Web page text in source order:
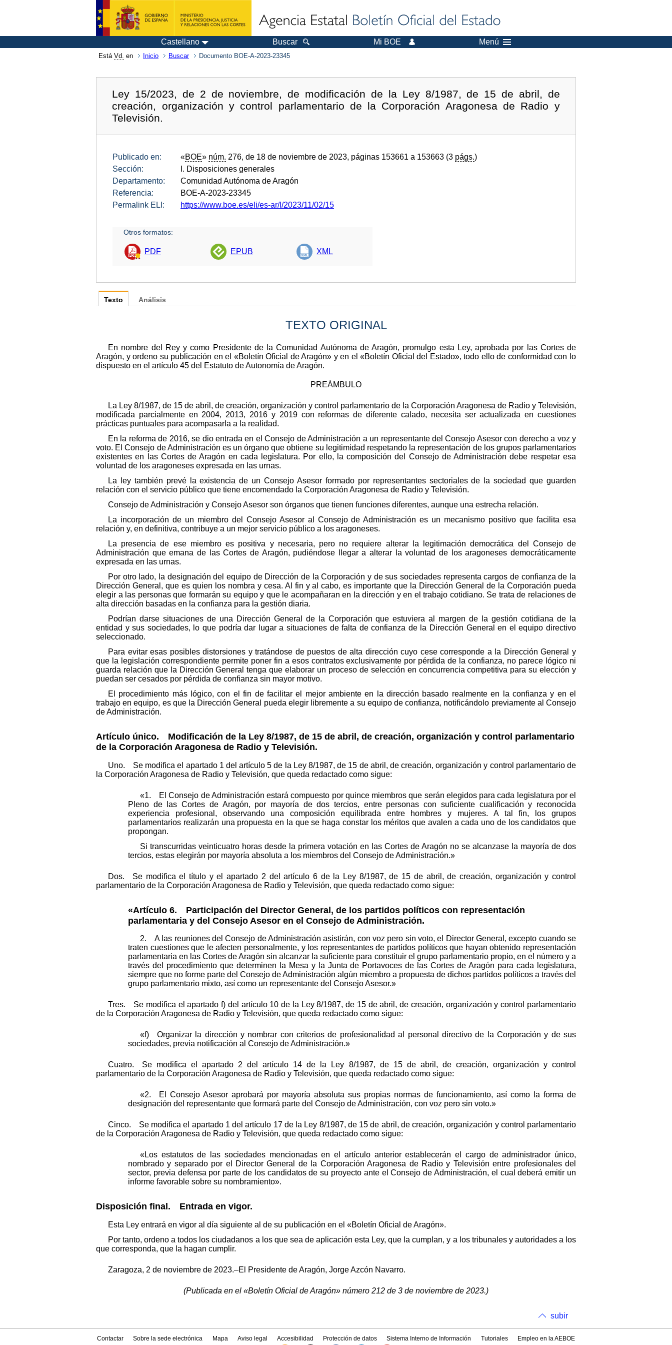
Castellano Buscar Mi BOE Menú
Está Vd. en Inicio Buscar Documento BOE-A-2023-23345
Ley 15/2023, de 2 de noviembre, de modificación de la Ley 8/1987, de 15 de abril, de
creación, organización y control parlamentario de la Corporación Aragonesa de Radio y
Televisión.
Publicado en: «BOE» núm. 276, de 18 de noviembre de 2023, páginas 153661 a 153663 (3 págs.)
Sección:
I. Disposiciones generales
Departamento:
Comunidad Autónoma de Aragón
Referencia:
BOE-A-2023-23345
Permalink ELI:
https://www.boe.es/eli/es-ar/l/2023/11/02/15
Otros formatos:
PDF EPUB XML
Texto
TEXTO ORIGINAL
En nombre del Rey y como Presidente de la Comunidad Autónoma de Aragón, promulgo esta Ley, aprobada por las Cortes de
Aragón, y ordeno su publicación en el «Boletín Oficial de Aragón» y en el «Boletín Oficial del Estado», todo ello de conformidad con lo
dispuesto en el artículo 45 del Estatuto de Autonomía de Aragón.
PREÁMBULO
La Ley 8/1987, de 15 de abril, de creación, organización y control parlamentario de la Corporación Aragonesa de Radio y Televisión,
modificada parcialmente en 2004, 2013, 2016 y 2019 con reformas de diferente calado, necesita ser actualizada en cuestiones
prácticas puntuales para acompasarla a la realidad.
En la reforma de 2016, se dio entrada en el Consejo de Administración a un representante del Consejo Asesor con derecho a voz y
voto. El Consejo de Administración es un órgano que obtiene su legitimidad respetando la representación de los grupos parlamentarios
existentes en las Cortes de Aragón en cada legislatura. Por ello, la composición del Consejo de Administración debe respetar esa
voluntad de los aragoneses expresada en las urnas.
La ley también prevé la existencia de un Consejo Asesor formado por representantes sectoriales de la sociedad que guarden
relación con el servicio público que tiene encomendado la Corporación Aragonesa de Radio y Televisión.
Consejo de Administración y Consejo Asesor son órganos que tienen funciones diferentes, aunque una estrecha relación.
La incorporación de un miembro del Consejo Asesor al Consejo de Administración es un mecanismo positivo que facilita esa
relación y, en definitiva, contribuye a un mejor servicio público a los aragoneses.
La presencia de ese miembro es positiva y necesaria, pero no requiere alterar la legitimación democrática del Consejo de
Administración que emana de las Cortes de Aragón, pudiéndose llegar a alterar la voluntad de los aragoneses democráticamente
expresada en las urnas.
Por otro lado, la designación del equipo de Dirección de la Corporación y de sus sociedades representa cargos de confianza de la
Dirección General, que es quien los nombra y cesa. Al fin y al cabo, es importante que la Dirección General de la Corporación pueda
elegir a las personas que formarán su equipo y que le acompañaran en la dirección y en el trabajo cotidiano. Se trata de relaciones de
alta dirección basadas en la confianza para la gestión diaria.
Podrían darse situaciones de una Dirección General de la Corporación que estuviera al margen de la gestión cotidiana de la
entidad y sus sociedades, lo que podría dar lugar a situaciones de falta de confianza de la Dirección General en el equipo directivo
seleccionado.
Para evitar esas posibles distorsiones y tratándose de puestos de alta dirección cuyo cese corresponde a la Dirección General y
que la legislación correspondiente permite poner fin a esos contratos exclusivamente por pérdida de la confianza, no parece lógico ni
guarda relación que la Dirección General tenga que elaborar un proceso de selección en concurrencia competitiva para su elección y
puedan ser cesados por pérdida de confianza sin mayor motivo.
El procedimiento más lógico, con el fin de facilitar el mejor ambiente en la dirección basado realmente en la confianza y en el
trabajo en equipo, es que la Dirección General pueda elegir libremente a su equipo de confianza, notificándolo previamente al Consejo
de Administración.
Artículo único. Modificación de la Ley 8/1987, de 15 de abril, de creación, organización y control parlamentario
de la Corporación Aragonesa de Radio y Televisión.
Uno. Se modifica el apartado 1 del artículo 5 de la Ley 8/1987, de 15 de abril, de creación, organización y control parlamentario de
la Corporación Aragonesa de Radio y Televisión, que queda redactado como sigue:
«1. El Consejo de Administración estará compuesto por quince miembros que serán elegidos para cada legislatura por el
Pleno de las Cortes de Aragón, por mayoría de dos tercios, entre personas con suficiente cualificación y reconocida
experiencia profesional, observando una composición equilibrada entre hombres y mujeres. A tal fin, los grupos
parlamentarios realizarán una propuesta en la que se haga constar los méritos que avalen a cada uno de los candidatos que
propongan.
Si transcurridas veinticuatro horas desde la primera votación en las Cortes de Aragón no se alcanzase la mayoría de dos
tercios, estas elegirán por mayoría absoluta a los miembros del Consejo de Administración.»
Dos. Se modifica el título y el apartado 2 del artículo 6 de la Ley 8/1987, de 15 de abril, de creación, organización y control
parlamentario de la Corporación Aragonesa de Radio y Televisión, que queda redactado como sigue:
«Artículo 6. Participación del Director General, de los partidos políticos con representación
parlamentaria y del Consejo Asesor en el Consejo de Administración.
2. A las reuniones del Consejo de Administración asistirán, con voz pero sin voto, el Director General, excepto cuando se
traten cuestiones que le afecten personalmente, y los representantes de partidos políticos que hayan obtenido representación
parlamentaria en las Cortes de Aragón sin alcanzar la suficiente para constituir el grupo parlamentario propio, en el número y a
través del procedimiento que determinen la Mesa y la Junta de Portavoces de las Cortes de Aragón para cada legislatura,
siempre que no forme parte del Consejo de Administración algún miembro a propuesta de dichos partidos políticos a través del
grupo parlamentario mixto, así como un representante del Consejo Asesor.»
Tres. Se modifica el apartado f) del artículo 10 de la Ley 8/1987, de 15 de abril, de creación, organización y control parlamentario
de la Corporación Aragonesa de Radio y Televisión, que queda redactado como sigue:
«f) Organizar la dirección y nombrar con criterios de profesionalidad al personal directivo de la Corporación y de sus
sociedades, previa notificación al Consejo de Administración.»
Cuatro. Se modifica el apartado 2 del artículo 14 de la Ley 8/1987, de 15 de abril, de creación, organización y control
parlamentario de la Corporación Aragonesa de Radio y Televisión, que queda redactado como sigue:
«2. El Consejo Asesor aprobará por mayoría absoluta sus propias normas de funcionamiento, así como la forma de
designación del representante que formará parte del Consejo de Administración, con voz pero sin voto.»
Cinco. Se modifica el apartado 1 del artículo 17 de la Ley 8/1987, de 15 de abril, de creación, organización y control parlamentario
de la Corporación Aragonesa de Radio y Televisión, que queda redactado como sigue:
«Los estatutos de las sociedades mencionadas en el artículo anterior establecerán el cargo de administrador único,
nombrado y separado por el Director General de la Corporación Aragonesa de Radio y Televisión entre profesionales del
sector, previa defensa por parte de los candidatos de su proyecto ante el Consejo de Administración, el cual deberá emitir un
informe favorable sobre su nombramiento».
Disposición final. Entrada en vigor.
Esta Ley entrará en vigor al día siguiente al de su publicación en el «Boletín Oficial de Aragón».
Por tanto, ordeno a todos los ciudadanos a los que sea de aplicación esta Ley, que la cumplan, y a los tribunales y autoridades a los
que corresponda, que la hagan cumplir.
Zaragoza, 2 de noviembre de 2023.–El Presidente de Aragón, Jorge Azcón Navarro.
(Publicada en el «Boletín Oficial de Aragón» número 212 de 3 de noviembre de 2023.)
Análisis
subir
Contactar Sobre la sede electrónica Mapa Aviso legal Accesibilidad Protección de datos Sistema Interno de Información Tutoriales Empleo en la AEBOE